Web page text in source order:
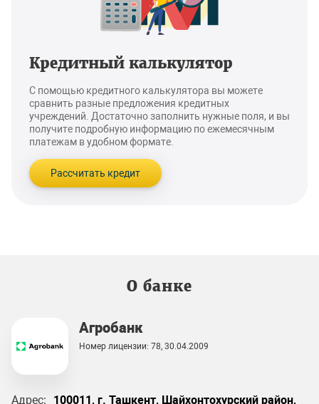
Кредитный калькулятор
С помощью кредитного калькулятора вы можете
сравнить разные предложения кредитных
учреждений. Достаточно заполнить нужные поля, и вы
получите подробную информацию по ежемесячным
платежам в удобном формате.
Рассчитать кредит
О банке
Агробанк
Номер лицензии: 78, 30.04.2009
Адрес: 100011, г. Ташкент, Шайхонтохурский район,